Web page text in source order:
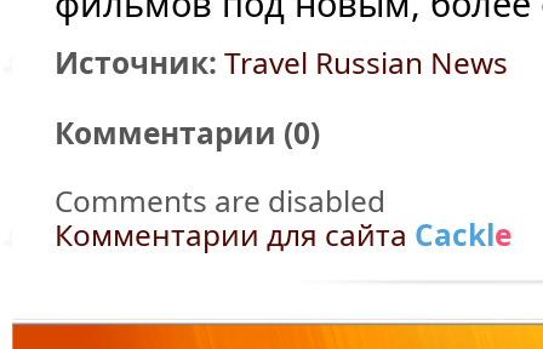
Источник: Travel Russian News
Комментарии (0)
Comments are disabled
Комментарии для сайта Cackle